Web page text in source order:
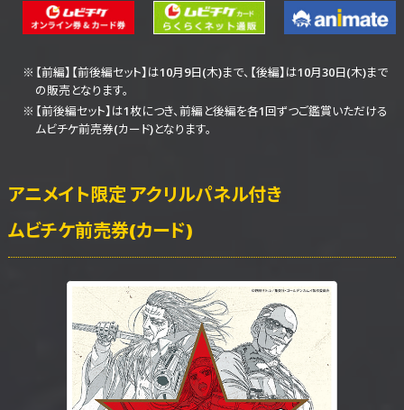
【前編】【前後編セット】は10月9日(木)まで、 【後編】は10月30日(木)まで
の販売となります。
【前後編セット】は1枚につき、前編と後編を各1回ずつご鑑賞いただける
ムビチケ前売券(カード)となります。
アニメイト限定アクリルパネル付き
ムビチケ前売券(カード)